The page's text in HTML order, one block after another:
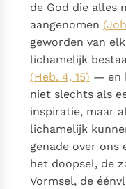
de God die alles
aangenomen
geworden van
lichamelijk
(Heb. 4, 15) — en
niet slechts als
inspiratie, maar
lichamelijk
genade over ons
het doopsel, de
Vormsel, de